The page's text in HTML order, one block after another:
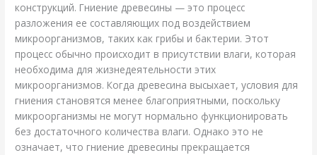
конструкций. Гниение древесины — это процесс
разложения ее составляющих под воздействием
микроорганизмов, таких как грибы и бактерии. Этот
процесс обычно происходит в присутствии влаги, которая
необходима для жизнедеятельности этих
микроорганизмов. Когда древесина высыхает, условия для
гниения становятся менее благоприятными, поскольку
микроорганизмы не могут нормально функционировать
без достаточного количества влаги. Однако это не
означает, что гниение древесины прекращается